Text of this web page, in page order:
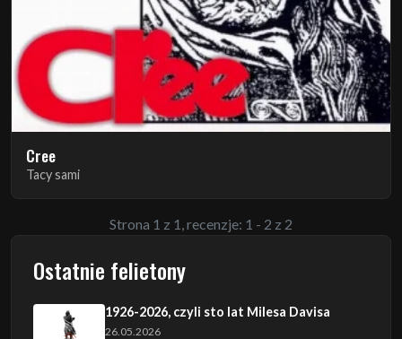
Cree
Tacy sami
Strona 1 z 1, recenzje: 1 - 2 z 2
Ostatnie felietony
1926-2026, czyli sto lat Milesa Davisa
26.05.2026